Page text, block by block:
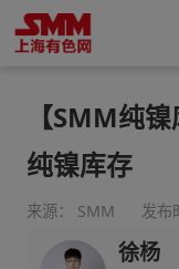
【SMM纯
纯镍库存
来源： SMM 发布
徐杨